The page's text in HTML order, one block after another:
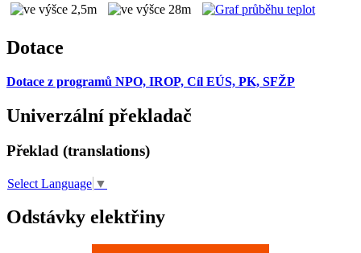
Dotace
Dotace z programů NPO, IROP, Cíl EÚS, PK, SFŽP
Univerzální překladač
Překlad (translations)
Select Language ▼
Odstávky elektřiny